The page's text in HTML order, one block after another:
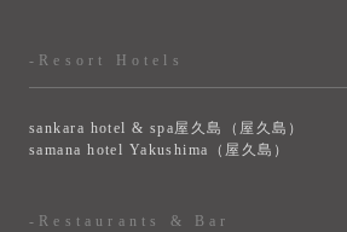
-Resort Hotels
sankara hotel & spa屋久島（屋久島）
samana hotel Yakushima（屋久島）
-Restaurants & Bar